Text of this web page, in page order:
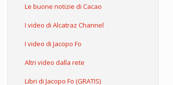
Le buone notizie di Cacao
I video di Alcatraz Channel
I video di Jacopo Fo
Altri video dalla rete
Libri di Jacopo Fo (GRATIS)